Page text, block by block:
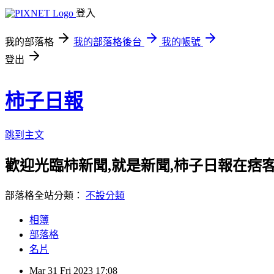
登入
我的部落格 我的部落格後台
我的帳號
登出
柿子日報
跳到主文
歡迎光臨柿新聞,就是新聞,柿子日報在痞
部落格全站分類： 不設分類
相簿
部落格
名片
Mar 31 Fri 2023 17:08